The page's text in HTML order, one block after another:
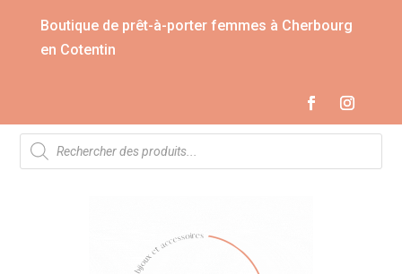
Boutique de prêt-à-porter femmes à Cherbourg
en Cotentin
Recherche
de
produits